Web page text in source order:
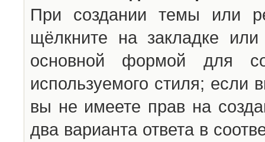
При создании темы или
щёлкните на закладке
основной формой для
используемого стиля; если
вы не имеете прав на
два варианта ответа в